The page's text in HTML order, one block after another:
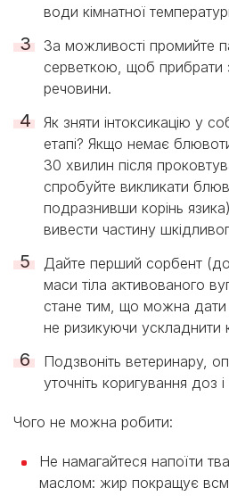
води кімнатної
За можливості промийте
серветкою, щоб прибрати
речовини.
Як зняти інтоксикацію у
етапі? Якщо немає
30 хвилин після
спробуйте викликати
подразнивши корінь
вивести частину
Дайте перший сорбент
маси тіла активованого
стане тим, що можна дати
не ризикуючи ускладнити
Подзвоніть ветеринару,
уточніть коригування доз
Чого не можна робити:
Не намагайтеся напоїти
маслом: жир покращує